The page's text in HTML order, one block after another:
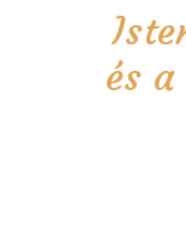
és